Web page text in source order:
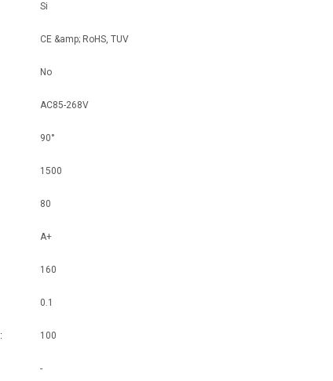
Si
CE &amp; RoHS, TUV
No
AC85-268V
90°
1500
80
A+
160
0.1
100
-